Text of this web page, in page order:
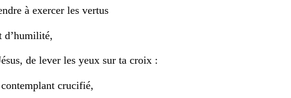
à exercer les vertus
d’humilité,
de lever les yeux sur ta croix :
crucifié,